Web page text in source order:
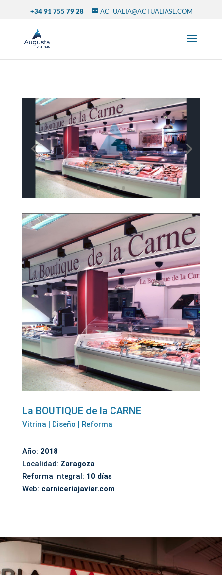
+34 91 755 79 28 ACTUALIA@ACTUALIASL.COM
La BOUTIQUE de la CARNE
Vitrina | Diseño | Reforma
Año: 2018
Localidad: Zaragoza
Reforma Integral: 10 días
Web: carniceriajavier.com